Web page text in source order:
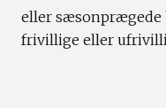
eller sæsonprægede
frivillige eller